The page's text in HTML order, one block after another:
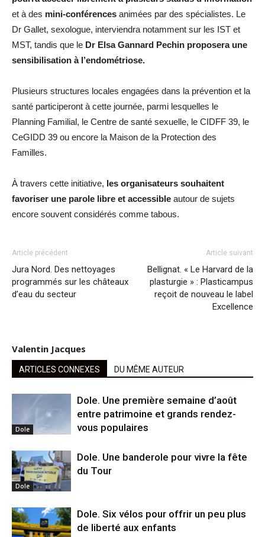
et à des mini-conférences animées par des spécialistes. Le
Dr Gallet, sexologue, interviendra notamment sur les IST et
MST, tandis que le Dr Elsa Gannard Pechin proposera une
sensibilisation à l’endométriose.
Plusieurs structures locales engagées dans la prévention et la
santé participeront à cette journée, parmi lesquelles le
Planning Familial, le Centre de santé sexuelle, le CIDFF 39, le
CeGIDD 39 ou encore la Maison de la Protection des
Familles.
À travers cette initiative, les organisateurs souhaitent
favoriser une parole libre et accessible autour de sujets
encore souvent considérés comme tabous.
Article précédent
Jura Nord. Des nettoyages
programmés sur les châteaux
d’eau du secteur
Article suivant
Bellignat. « Le Harvard de la
plasturgie » : Plasticampus
reçoit de nouveau le label
Excellence
Valentin Jacques
ARTICLES CONNEXES DU MÊME AUTEUR
Dole
Dole. Une première semaine d’août
entre patrimoine et grands rendez-
vous populaires
Dole
Dole. Une banderole pour vivre la fête
du Tour
Dole. Six vélos pour offrir un peu plus
de liberté aux enfants